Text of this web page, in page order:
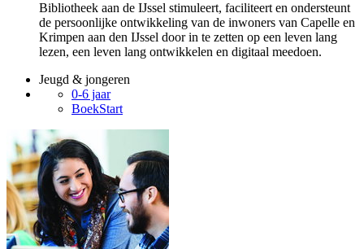
Bibliotheek aan de IJssel stimuleert, faciliteert en ondersteunt
de persoonlijke ontwikkeling van de inwoners van Capelle en
Krimpen aan den IJssel door in te zetten op een leven lang
lezen, een leven lang ontwikkelen en digitaal meedoen.
Jeugd & jongeren
0-6 jaar
BoekStart